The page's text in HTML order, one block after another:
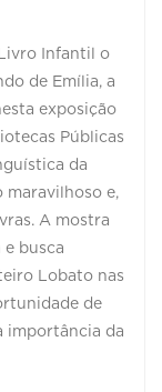
Infantil o
de Emília, a
exposição
Públicas
da
maravilhoso e,
A mostra
e busca
Lobato nas
de
importância da